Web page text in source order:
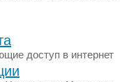
доступ в интернет